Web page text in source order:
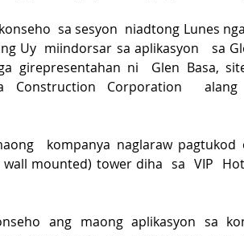
sa sesyon  niadtong Lunes
Uy  miindorsar sa aplikasyon   sa
girepresentahan ni  Glen Basa,
Construction Corporation
kompanya naglaraw pagtukod
mounted) tower diha  sa  VIP
ang maong aplikasyon sa